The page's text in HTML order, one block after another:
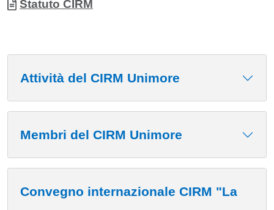
Allegati
Documento
Statuto CIRM
Attività del CIRM Unimore
Membri del CIRM Unimore
Convegno internazionale CIRM "La